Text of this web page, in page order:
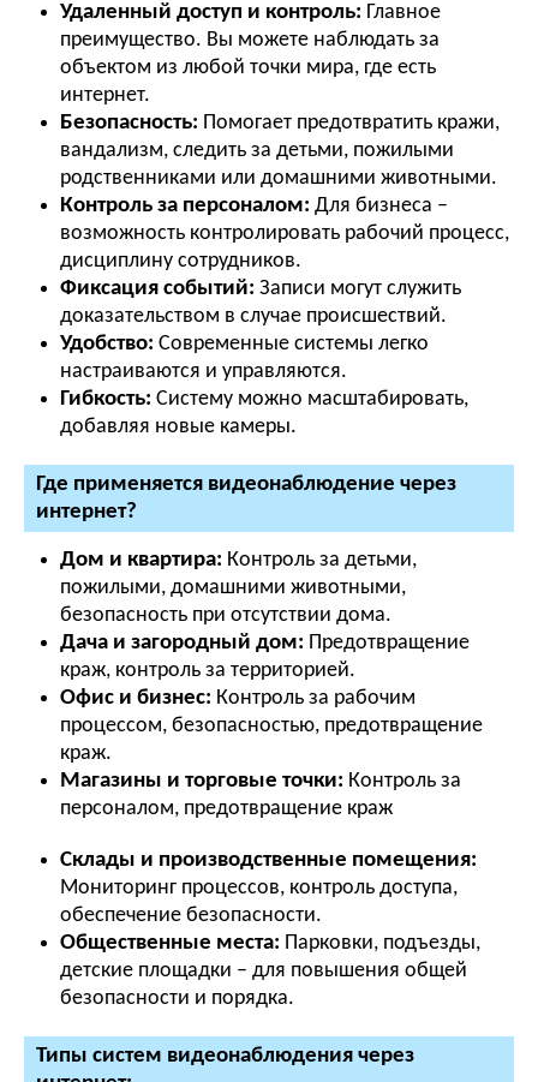
Удаленный доступ и контроль: Главное
преимущество. Вы можете наблюдать за
объектом из любой точки мира, где есть
интернет.
Безопасность: Помогает предотвратить кражи,
вандализм, следить за детьми, пожилыми
родственниками или домашними животными.
Контроль за персоналом: Для бизнеса –
возможность контролировать рабочий процесс,
дисциплину сотрудников.
Фиксация событий: Записи могут служить
доказательством в случае происшествий.
Удобство: Современные системы легко
настраиваются и управляются.
Гибкость: Систему можно масштабировать,
добавляя новые камеры.
Где применяется видеонаблюдение через
интернет?
Дом и квартира: Контроль за детьми,
пожилыми, домашними животными,
безопасность при отсутствии дома.
Дача и загородный дом: Предотвращение
краж, контроль за территорией.
Офис и бизнес: Контроль за рабочим
процессом, безопасностью, предотвращение
краж.
Магазины и торговые точки: Контроль за
персоналом, предотвращение краж
Склады и производственные помещения:
Мониторинг процессов, контроль доступа,
обеспечение безопасности.
Общественные места: Парковки, подъезды,
детские площадки – для повышения общей
безопасности и порядка.
Типы систем видеонаблюдения через